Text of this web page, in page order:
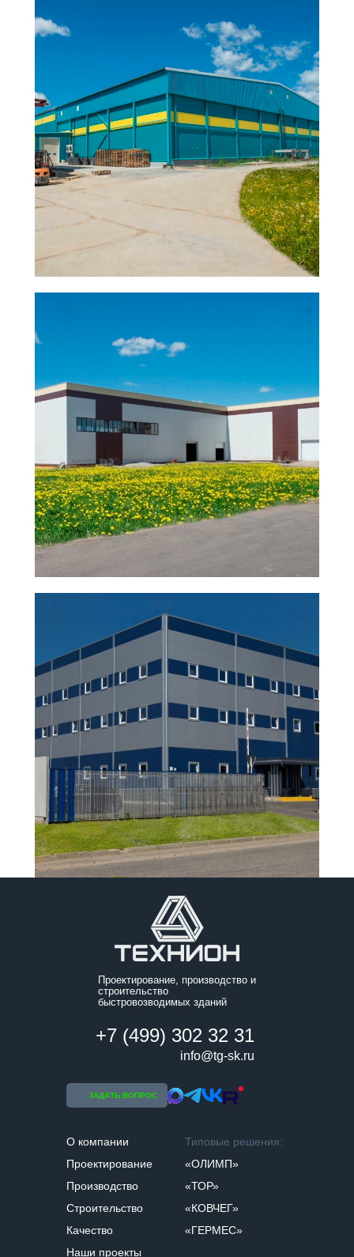
Проектирование, производство и
строительство
быстровозводимых зданий
+7 (499) 302 32 31
info@tg-sk.ru
О компании
Проектирование
Производство
Строительство
Качество
Наши проекты
Типовые решения:
«ОЛИМП»
«ТОР»
«КОВЧЕГ»
«ГЕРМЕС»
ЗАДАТЬ ВОПРОС